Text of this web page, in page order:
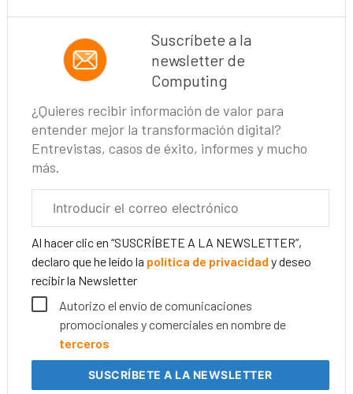
Suscríbete a la
newsletter de
Computing
¿Quieres recibir información de valor para
entender mejor la transformación digital?
Entrevistas, casos de éxito, informes y mucho
más.
electrónico
Al hacer clic en “SUSCRÍBETE A LA NEWSLETTER”,
declaro que he leído la política de privacidady deseo
recibir la Newsletter
Autorizo el envío de comunicaciones
promocionales y comerciales en nombre de
terceros
SUSCRÍBETEA LA NEWSLETTER